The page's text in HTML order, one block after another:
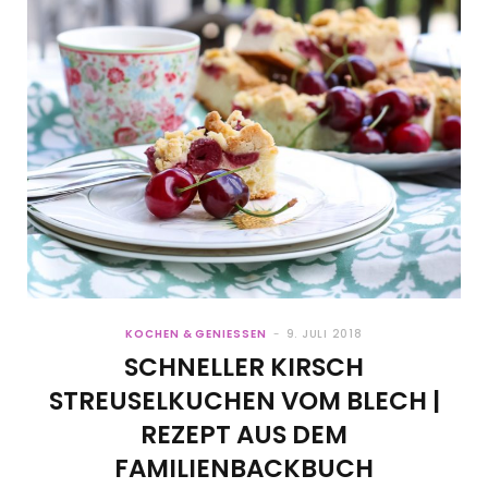
KOCHEN & GENIESSEN 9. JULI 2018
SCHNELLER KIRSCH
STREUSELKUCHEN VOM BLECH |
REZEPT AUS DEM
FAMILIENBACKBUCH